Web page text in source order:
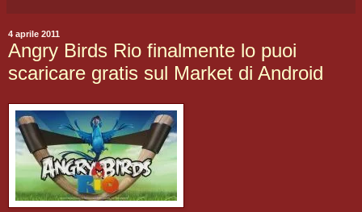
4 aprile 2011
Angry Birds Rio finalmente lo puoi
scaricare gratis sul Market di Android